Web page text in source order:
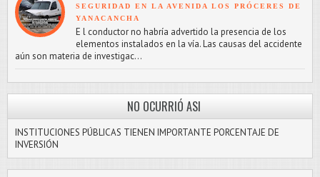
SEGURIDAD EN LA AVENIDA LOS PRÓCERES DE
YANACANCHA
E l conductor no habría advertido la presencia de los
elementos instalados en la vía. Las causas del accidente
aún son materia de investigac...
NO OCURRIÓ ASI
INSTITUCIONES PÚBLICAS TIENEN IMPORTANTE PORCENTAJE DE
INVERSIÓN